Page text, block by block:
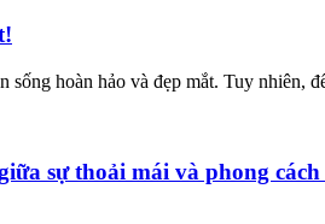
hoàn hảo và đẹp mắt. Tuy nhiên,
sự thoải mái và phong